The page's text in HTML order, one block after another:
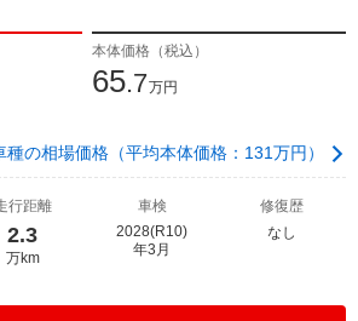
本体価格（税込）
65.7万円
種の相場価格（平均本体価格：131万円）
行距離
2.3
万km
車検
2028(R10)
年3月
修復歴
なし